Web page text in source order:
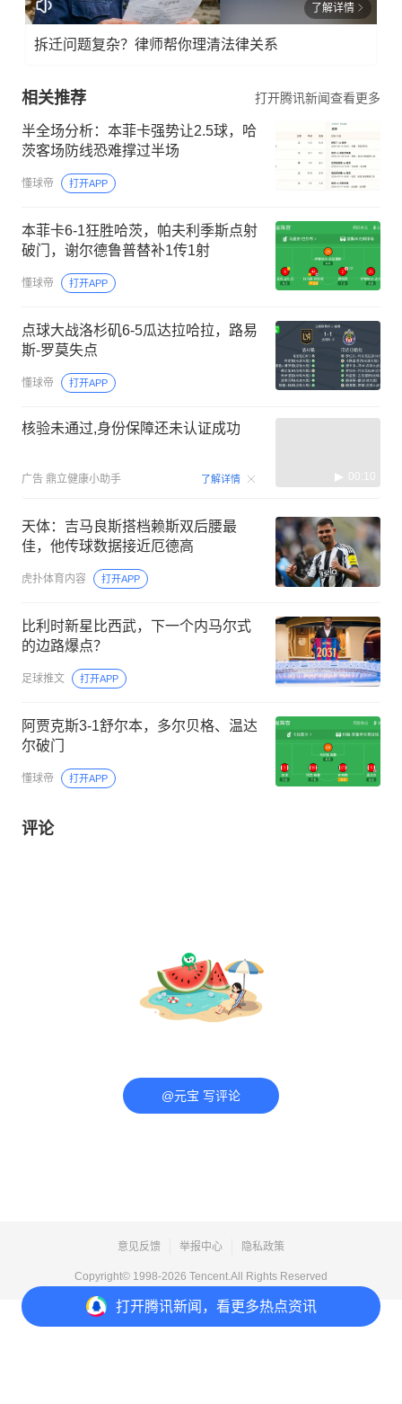
打开腾讯新闻，看更多热点资讯
了解详情
拆迁问题复杂？律师帮你理清法律关系
相关推荐 打开腾讯新闻查看更多
半全场分析：本菲卡强势让2.5球，哈
茨客场防线恐难撑过半场
懂球帝 打开APP
本菲卡6-1狂胜哈茨，帕夫利季斯点射
破门，谢尔德鲁普替补1传1射
懂球帝 打开APP
点球大战洛杉矶6-5瓜达拉哈拉，路易
斯-罗莫失点
懂球帝 打开APP
核验未通过,身份保障还未认证成功
广告 鼎立健康小助手 了解详情 00:10
天体：吉马良斯搭档赖斯双后腰最
佳，他传球数据接近厄德高
虎扑体育内容 打开APP
比利时新星比西武，下一个内马尔式
的边路爆点？
足球推文 打开APP
阿贾克斯3-1舒尔本，多尔贝格、温达
尔破门
懂球帝 打开APP
评论
@元宝 写评论
意见反馈 举报中心 隐私政策
Copyright© 1998-2026 Tencent.All Rights Reserved